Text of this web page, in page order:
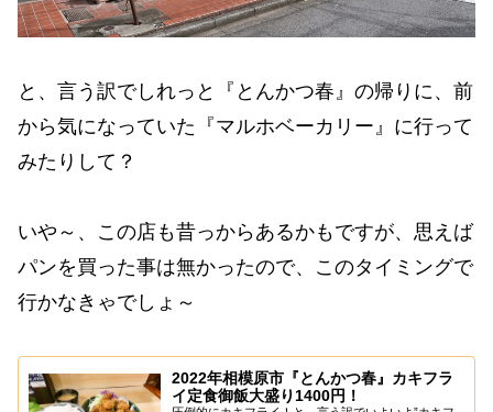
と、言う訳でしれっと『とんかつ春』の帰りに、前
から気になっていた『マルホベーカリー』に行って
みたりして？
いや～、この店も昔っからあるかもですが、思えば
パンを買った事は無かったので、このタイミングで
行かなきゃでしょ～
2022年相模原市『とんかつ春』カキフラ
イ定食御飯大盛り1400円！